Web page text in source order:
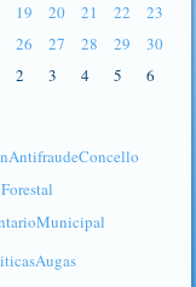
19 20 21 22
23
26 27 28 29
30
2 3 4 5 6